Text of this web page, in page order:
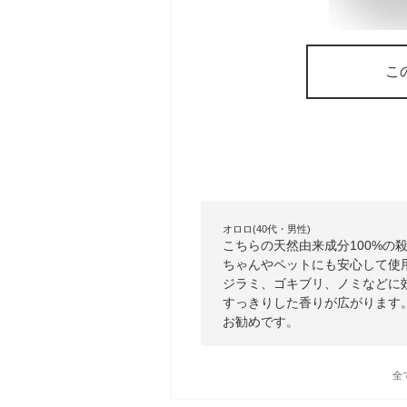
こ
オロロ(40代・男性)
こちらの天然由来成分100%の
ちゃんやペットにも安心して
ジラミ、ゴキブリ、ノミなど
すっきりした香りが広がりま
お勧めです。
全